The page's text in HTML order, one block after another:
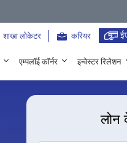
शाखा लोकेटर करियर
एम्पलॉई कॉर्नर इन्वेस्टर रिलेशन
लोन